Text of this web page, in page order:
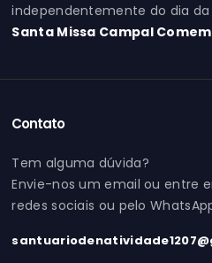
independentemente do dia
Santa Missa Campal
Contato
Tem alguma dúvida?
Envie-nos um email ou entre
redes sociais ou pelo